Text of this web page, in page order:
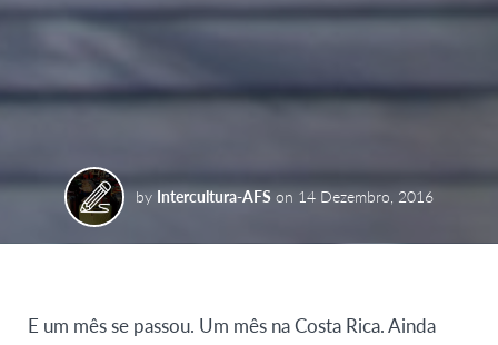
by Intercultura-AFS on 14 Dezembro, 2016
E um mês se passou. Um mês na Costa Rica. Ainda